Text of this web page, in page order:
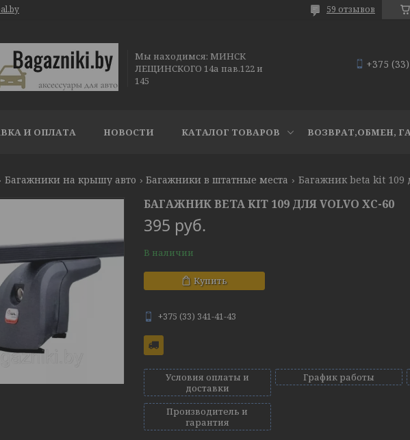
59 отзывов
Мы находимся: МИНСК
ЛЕЩИНСКОГО 14а пав.122 и
145
+375
И ОПЛАТА НОВОСТИ КАТАЛОГ ТОВАРОВ ВОЗВРАТ,ОБМЕН,
Багажники на крышу авто Багажники в штатные места Багажник beta kit 109
БАГАЖНИК BETA KIT 109 ДЛЯ VOLVO XC-60
395 руб.
В наличии
Купить
+375 (33) 341-41-43
Условия оплаты и
доставки
График работы
Производитель и
гарантия